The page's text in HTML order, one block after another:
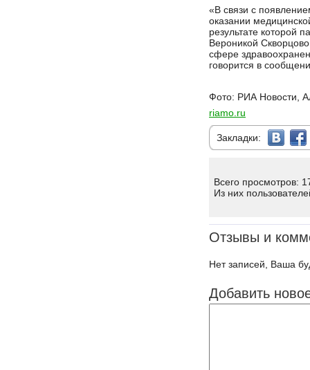
«В связи с
оказании
результате которой
Вероникой
сфере
говорится в
Фото: РИА Новости,
riamo.ru
Закладки:
Всего просмотров:
Из них
Отзывы и
Нет записей, Ваша
Добавить